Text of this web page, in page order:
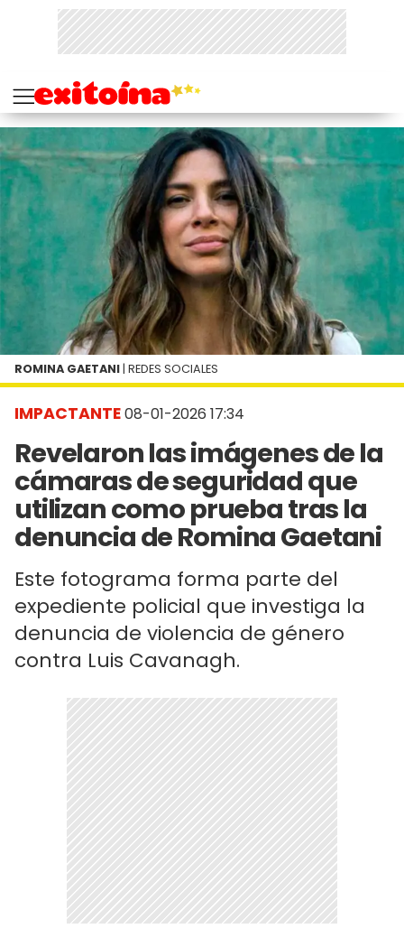
IMPACTANTE08-01-2026 17:34
Revelaron las imágenes de la
cámaras de seguridad que
utilizan como prueba tras la
denuncia de Romina Gaetani
Este fotograma forma parte del
expediente policial que investiga la
denuncia de violencia de género
contra Luis Cavanagh.
ROMINA GAETANI | REDES SOCIALES